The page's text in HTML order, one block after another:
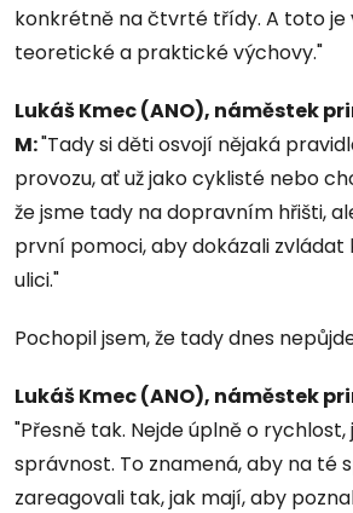
konkrétně na čtvrté třídy. A toto
teoretické a praktické výchovy."
Lukáš Kmec (ANO), náměstek
M:"Tady si děti osvojí nějaká
provozu, ať už jako cyklisté nebo
že jsme tady na dopravním hřišti,
první pomoci, aby dokázali zvládat
ulici."
Pochopil jsem, že tady dnes
Lukáš Kmec (ANO), náměstek
"Přesně tak. Nejde úplně o
správnost. To znamená, aby na té
zareagovali tak, jak mají, aby